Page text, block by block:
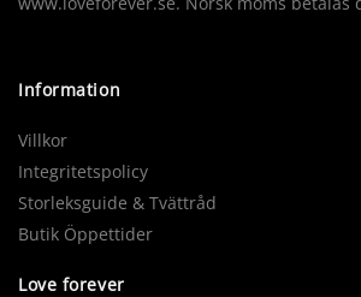
Information
Villkor
Integritetspolicy
Storleksguide & Tvättråd
Butik Öppettider
Love forever